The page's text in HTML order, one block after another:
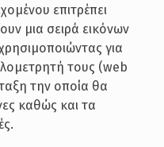
επιτρέπει
μια σειρά εικόνων
για
τους (web
την οποία θα
καθώς και τα